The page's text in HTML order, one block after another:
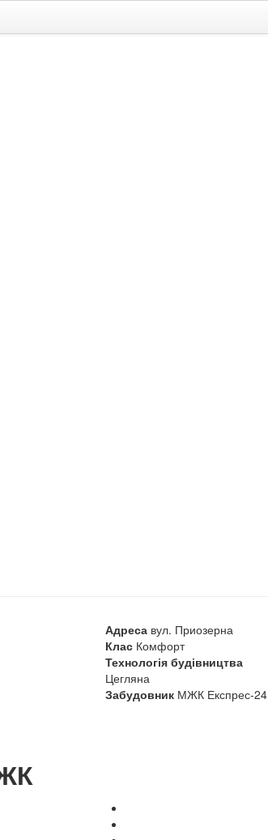
Адреса вул. Приозерна
Клас Комфорт
Технологія будівництва
Цегляна
Забудовник МЖК Експрес-24